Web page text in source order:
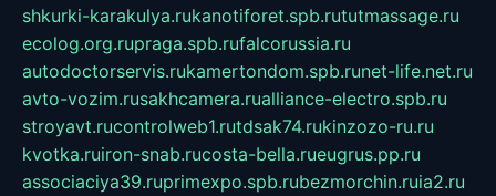
shkurki-karakulya.rukanotiforet.spb.rututmassage.ru
ecolog.org.rupraga.spb.rufalcorussia.ru
autodoctorservis.rukamertondom.spb.runet-life.net.ru
avto-vozim.rusakhcamera.rualliance-electro.spb.ru
stroyavt.rucontrolweb1.rutdsak74.rukinzozo-ru.ru
kvotka.ruiron-snab.rucosta-bella.rueugrus.pp.ru
associaciya39.ruprimexpo.spb.rubezmorchin.ruia2.ru